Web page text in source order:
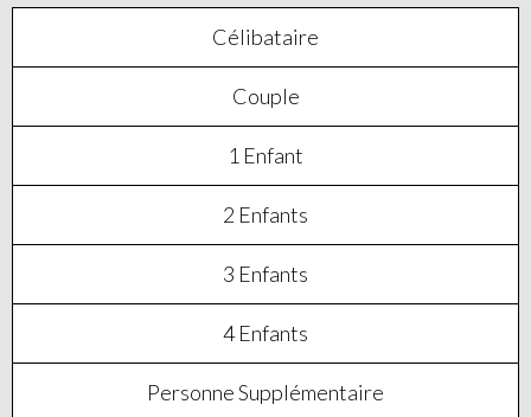
Célibataire
Couple
1 Enfant
2 Enfants
3 Enfants
4 Enfants
Personne Supplémentaire